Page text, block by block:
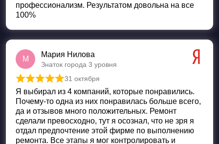
профессионализм. Результатом довольна на все
100%
М
Мария Нилова
Знаток города 3 уровня
Оценка5 из 5
31 октября
Я выбирал из 4 компаний, которые понравились.
Почему-то одна из них понравилась больше всего,
да и отзывов много положительных. Ремонт
сделали превосходно, тут я осознал, что не зря я
отдал предпочтение этой фирме по выполнению
ремонта. Все этапы я мог контролировать и